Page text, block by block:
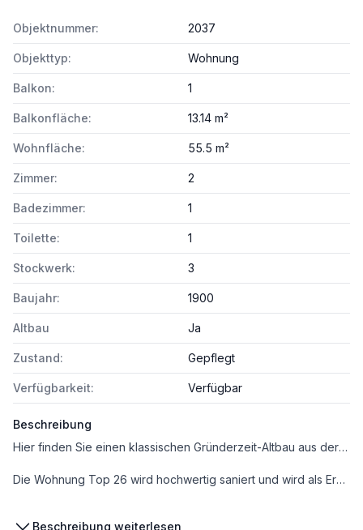
Objektnummer: 2037
Objekttyp: Wohnung
Balkon: 1
Balkonfläche: 13.14 m²
Wohnfläche: 55.5 m²
Zimmer: 2
Badezimmer: 1
Toilette: 1
Stockwerk: 3
Baujahr: 1900
Altbau Ja
Zustand: Gepflegt
Verfügbarkeit: Verfügbar
Beschreibung
Hier finden Sie einen klassischen Gründerzeit-Altbau aus der Jahrhundertwende, der in den letzten Jahren sorgfältig revitalisiert wurde. Das Zinshaus mit drei Regelgeschoßen überzeugt durch eine stilvolle Außenfassade und neu gestaltete Allgemeinbereiche – eine gelungene Kombination aus historischem Bestand und modernem Wohnkomfort.
Die Wohnung Top 26 wird hochwertig saniert und wird als Erstbezug nach Sanierung angeboten. Sie verbindet klassische Altbau-Atmosphäre mit zeitgemäßer Ausstattung und verfügt über eine außergewöhnlich großzügige Freifläche, die den Wohnraum ideal ergänzt.
Beschreibung weiterlesen